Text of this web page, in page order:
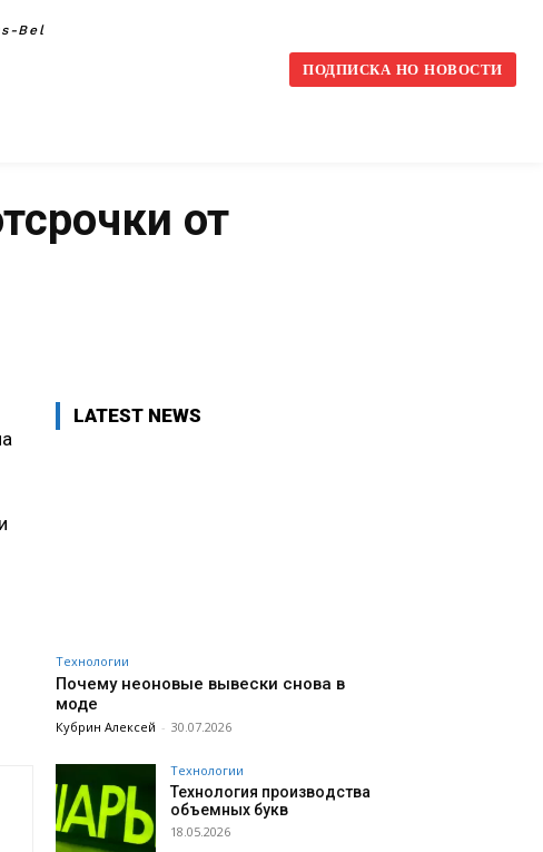
Bel
ПОДПИСКА НО НОВОСТИ
от
LATEST NEWS
Технологии
Почему неоновые вывески снова в
моде
Кубрин Алексей - 30.07.2026
Технологии
Технология производства
объемных букв
18.05.2026